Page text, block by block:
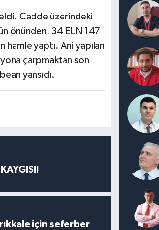
Cadde üzerindeki
önünden, 34 ELN 147
yaptı. Ani yapılan
çarpmaktan son
yansıdı.
için seferber